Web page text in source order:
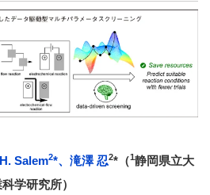
Salem2*、滝澤 忍2*（1静岡県立大
学研究所）